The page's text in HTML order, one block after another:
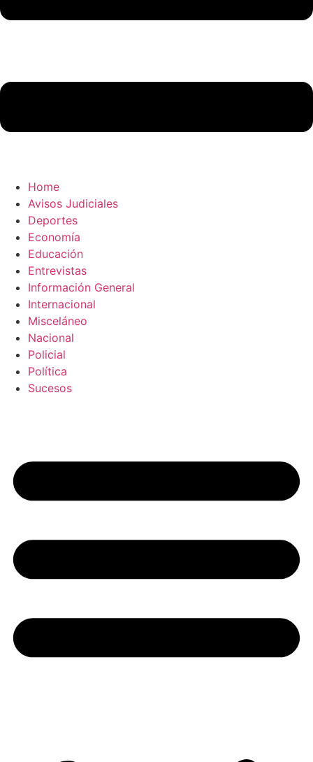
Home
Avisos Judiciales
Deportes
Economía
Educación
Entrevistas
Información General
Internacional
Misceláneo
Nacional
Policial
Política
Sucesos